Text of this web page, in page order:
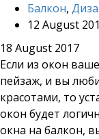
Балкон,
12 August
18 August 2017
Если из окон
пейзаж, и вы
красотами, то
окон будет
окна на балкон,